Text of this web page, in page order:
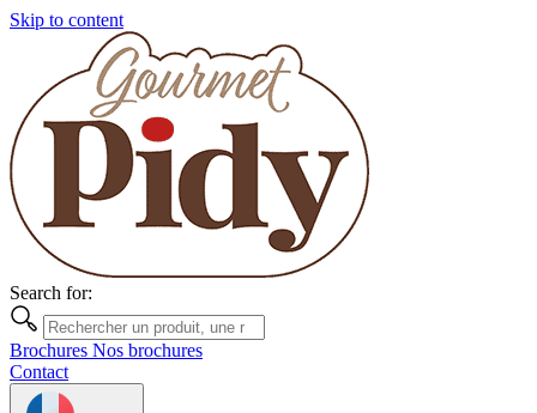
Skip to content
Search for:
Brochures Nos brochures
Contact